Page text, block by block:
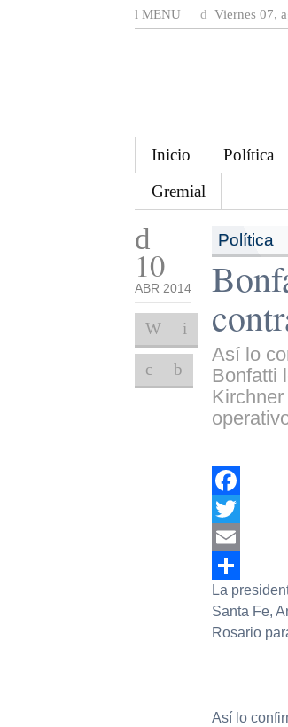
MENU Viernes 07,
Inicio Política
Gremial
10
ABR 2014
Política
Así lo
Bonfatti
Facebook
Twitter
Email
Compartir
La
Santa Fe,
Rosario
Así lo